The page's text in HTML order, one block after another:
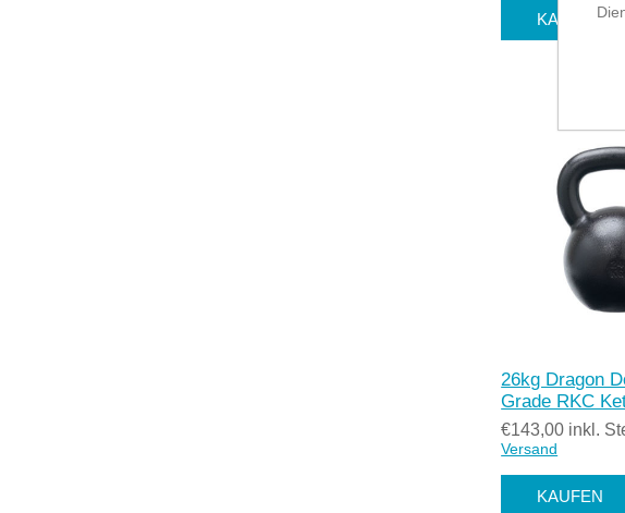
26kg Dragon
Grade RKC
€143,00 inkl.
Versand